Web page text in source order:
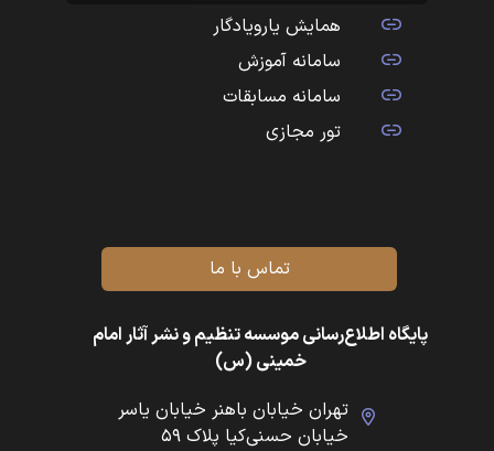
همایش یارویادگار
سامانه آموزش
سامانه مسابقات
تور مجازی
تماس با ما
پایگاه اطلاع‌رسانی موسسه تنظیم و نشر آثار امام
خمینی (س)
تهران خیابان باهنر خیابان یاسر
خیابان حسنی‌کیا پلاک ۵۹